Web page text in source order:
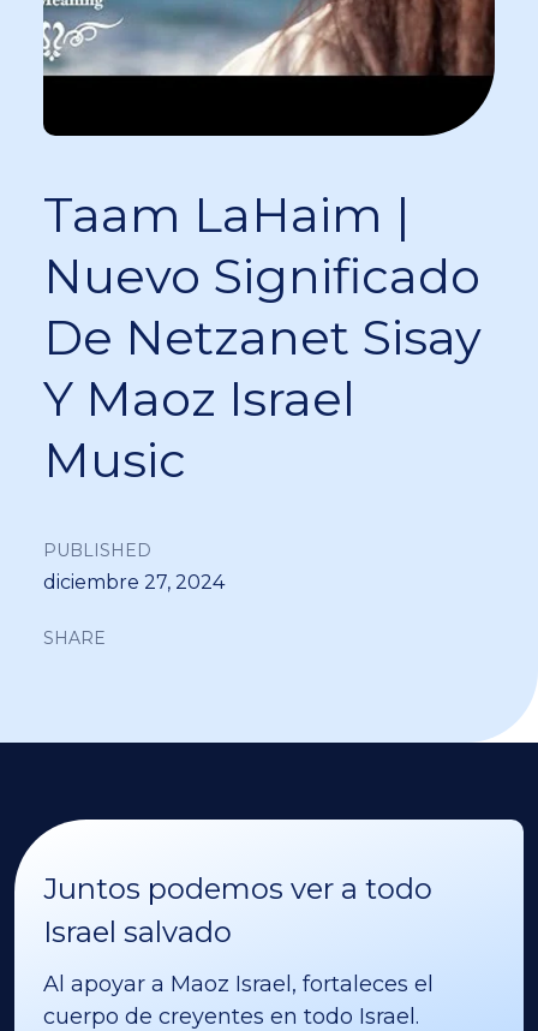
Taam LaHaim |
Nuevo Significado
De Netzanet Sisay
Y Maoz Israel
Music
PUBLISHED
diciembre 27, 2024
SHARE
Juntos podemos ver a todo
Israel salvado
Al apoyar a Maoz Israel, fortaleces el
cuerpo de creyentes en todo Israel.